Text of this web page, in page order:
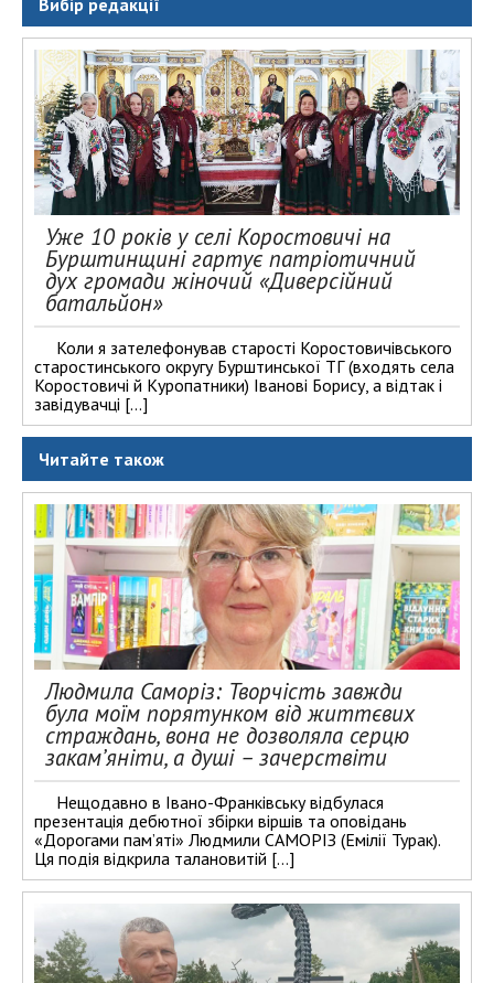
Вибір редакції
Уже 10 років у селі Коростовичі на
Бурштинщині гартує патріотичний
дух громади жіночий «Диверсійний
батальйон»
Коли я зателефонував старості Коростовичівського
старостинського округу Бурштинської ТГ (входять села
Коростовичі й Куропатники) Іванові Борису, а відтак і
завідувачці […]
Читайте також
Людмила Саморіз: Творчість завжди
була моїм порятунком від життєвих
страждань, вона не дозволяла серцю
закам’яніти, а душі – зачерствіти
Нещодавно в Івано-Франківську відбулася
презентація дебютної збірки віршів та оповідань
«Дорогами пам’яті» Людмили САМОРІЗ (Емілії Турак).
Ця подія відкрила талановитій […]